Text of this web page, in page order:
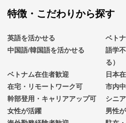
特徴・こだわりから探す
英語を活かせる
ベト
中国語/韓国語を活かせる
語学
る）
ベトナム在住者歓迎
日本
在宅・リモートワーク可
市内
幹部登用・キャリアアップ可
シニ
女性が活躍
男性